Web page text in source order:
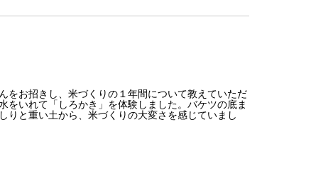
をお招きし、米づくりの１年間について教えていただ
をいれて「しろかき」を体験しました。バケツの底ま
りと重い土から、米づくりの大変さを感じていまし